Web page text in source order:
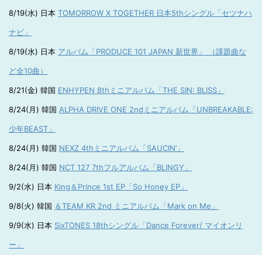
8/19(水) 日本 TOMORROW X TOGETHER 日本5thシングル「セツナハ
ナビ」
8/19(水) 日本 アルバム「PRODUCE 101 JAPAN 新世界」 （課題曲な
ど全10曲）
8/21(金) 韓国 ENHYPEN 8thミニアルバム「THE SIN: BLISS」
8/24(月) 韓国 ALPHA DRIVE ONE 2ndミニアルバム「UNBREAKABLE:
少年BEAST」
8/24(月) 韓国 NEXZ 4thミニアルバム「SAUCIN’」
8/24(月) 韓国 NCT 127 7thフルアルバム「BLINGY」
9/2(水) 日本 King＆Prince 1st EP「So Honey EP」
9/8(火) 韓国 ＆TEAM KR 2nd ミニアルバム「Mark on Me」
9/9(水) 日本 SixTONES 18thシングル「Dance Forever/ マイオンリ
ー」